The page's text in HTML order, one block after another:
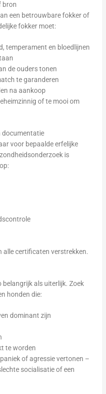
bron
een betrouwbare fokker of
fokker moet:
temperament en bloedlijnen
de ouders tonen
te garanderen
na aankoop
of te mooi om
documentatie
voor bepaalde erfelijke
is
alle certificaten verstrekken.
belangrijk als uiterlijk. Zoek
honden die:
dominant zijn
te worden
of agressie vertonen –
socialisatie of een